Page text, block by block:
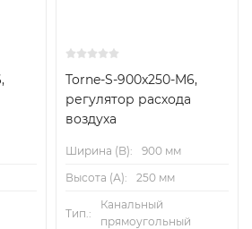
Compact: контроллер,датчик
давления исервопривод
давления
Torne-S-900x250-M6,
регулятор расхода
воздуха
Ширина (B):
900 мм
Высота (А):
250 мм
Тип.:
Канальный
прямоугольный